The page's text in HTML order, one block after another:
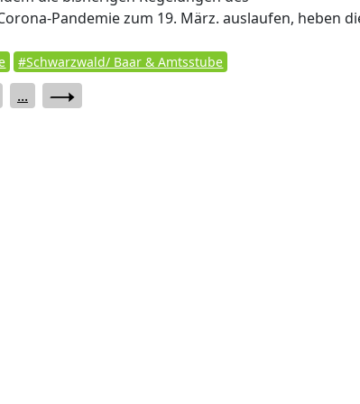
Pandemie zum 19. März. auslaufen, heben
#Schwarzwald/ Baar & Amtsstube
...